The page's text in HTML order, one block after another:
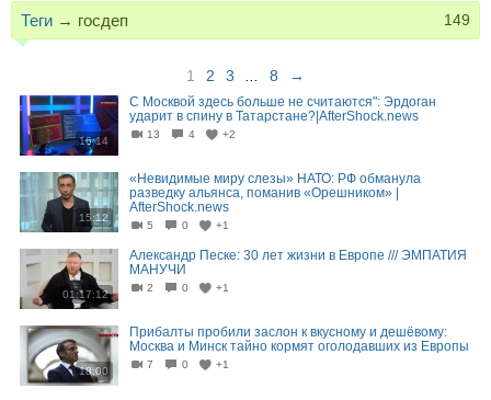
Теги → госдеп 149
1 2 3 8 →
16:14
С Москвой здесь больше не считаются": Эрдоган
ударит в спину в Татарстане?|AfterShock.news
13 4 +2
15:12
«Невидимые миру слезы» НАТО: РФ обманула
разведку альянса, поманив «Орешником» |
AfterShock.news
5 0 +1
01:17:12
Александр Песке: 30 лет жизни в Европе /// ЭМПАТИЯ
МАНУЧИ
2 0 +1
18:00
Прибалты пробили заслон к вкусному и дешёвому:
Москва и Минск тайно кормят оголодавших из Европы
7 0 +1